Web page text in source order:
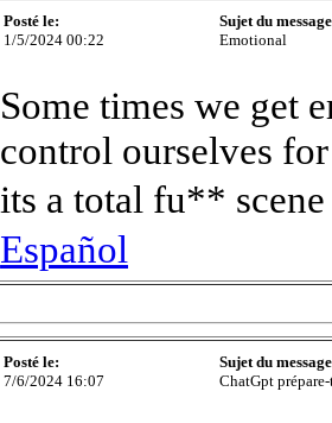
Posté le:
1/5/2024 00:22
Sujet du
Emotional
Some times we get
control ourselves
its a total fu**
Español
Posté le:
7/6/2024 16:07
Sujet du
ChatGpt